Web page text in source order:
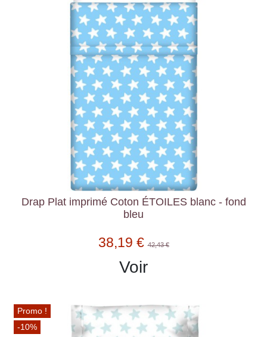
Drap Plat imprimé Coton ÉTOILES blanc - fond
bleu
38,19 €42,43 €
Voir
Promo !
-10%